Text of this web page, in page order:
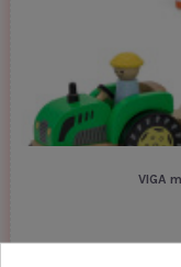
VIGA